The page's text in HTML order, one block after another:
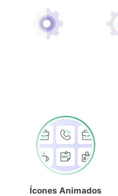
Ícones Animados